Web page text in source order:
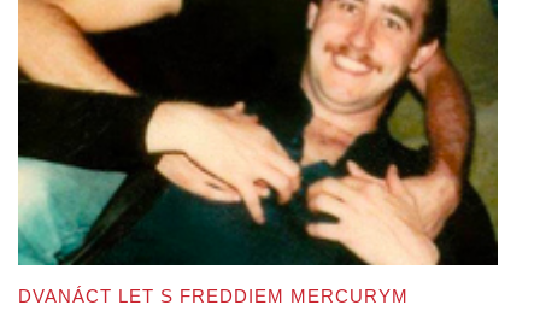
DVANÁCT LET S FREDDIEM MERCURYM